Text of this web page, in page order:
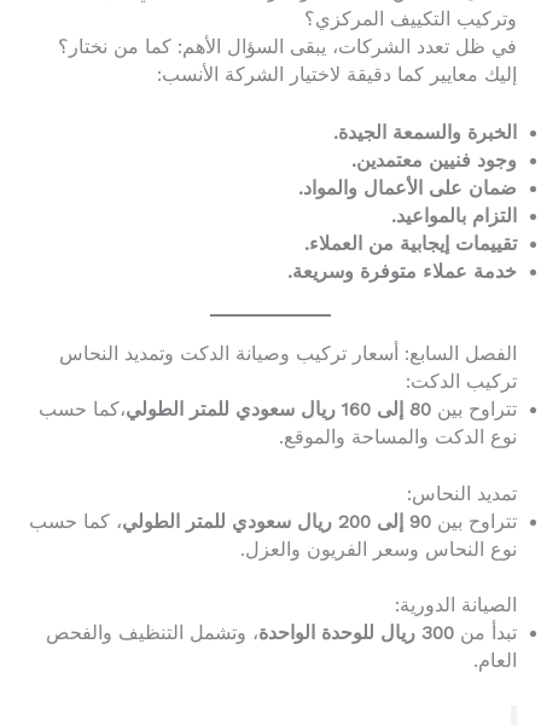
وتركيب التكييف المركزي؟
في ظل تعدد الشركات، يبقى السؤال الأهم: كما من نختار؟
إليك معايير كما دقيقة لاختيار الشركة الأنسب:
الخبرة والسمعة الجيدة.
وجود فنيين معتمدين.
ضمان على الأعمال والمواد.
التزام بالمواعيد.
تقييمات إيجابية من العملاء.
خدمة عملاء متوفرة وسريعة.
الفصل السابع: أسعار تركيب وصيانة الدكت وتمديد النحاس
تركيب الدكت:
تتراوح بين 80 إلى 160 ريال سعودي للمتر الطولي
،كما حسب
نوع الدكت والمساحة والموقع.
تمديد النحاس:
تتراوح بين 90 إلى 200 ريال سعودي للمتر الطولي
، كما حسب
نوع النحاس وسعر الفريون والعزل.
الصيانة الدورية:
تبدأ من 300 ريال للوحدة الواحدة
، وتشمل التنظيف والفحص
العام.